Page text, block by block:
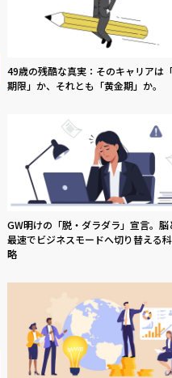
49歳の残酷な真実：そのキャリアは
期限」か、それとも「黄金期」か。
GW明けの「脱・ダラダラ」宣言。脳
最速でビジネスモードへ切り替える
略